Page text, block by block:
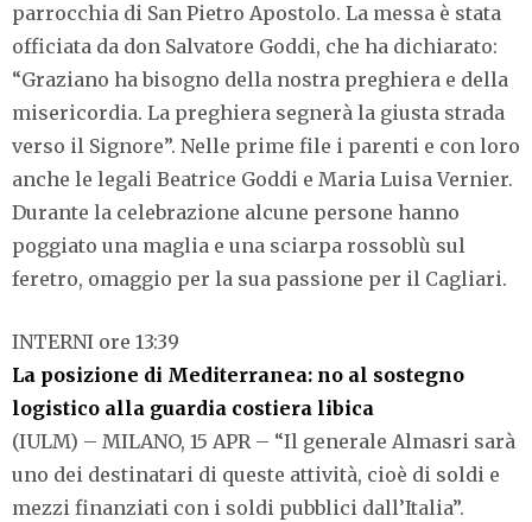
parrocchia di San Pietro Apostolo. La messa è stata
officiata da don Salvatore Goddi, che ha dichiarato:
“Graziano ha bisogno della nostra preghiera e della
misericordia. La preghiera segnerà la giusta strada
verso il Signore”. Nelle prime file i parenti e con loro
anche le legali Beatrice Goddi e Maria Luisa Vernier.
Durante la celebrazione alcune persone hanno
poggiato una maglia e una sciarpa rossoblù sul
feretro, omaggio per la sua passione per il Cagliari.
INTERNI ore 13:39
La posizione di Mediterranea: no al sostegno
logistico alla guardia costiera libica
(IULM) – MILANO, 15 APR – “Il generale Almasri sarà
uno dei destinatari di queste attività, cioè di soldi e
mezzi finanziati con i soldi pubblici dall’Italia”.